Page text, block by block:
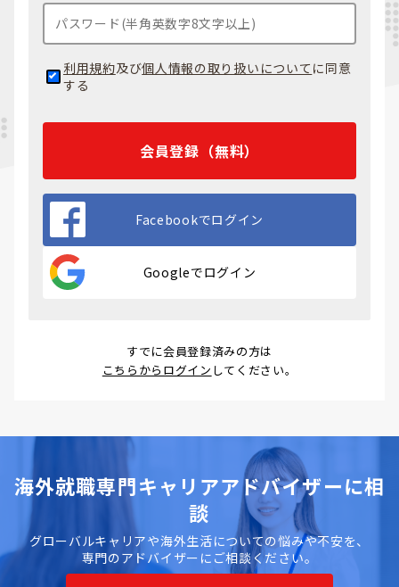
利用規約及び個人情報の取り扱いについて に同意
する
会員登録（無料）
Facebookでログイン
Googleでログイン
すでに会員登録済みの方は
こちらからログイン してください。
海外就職専門キャリアアドバイザーに相
談
グローバルキャリアや海外生活についての悩みや不安を、
専門のアドバイザーにご相談ください。